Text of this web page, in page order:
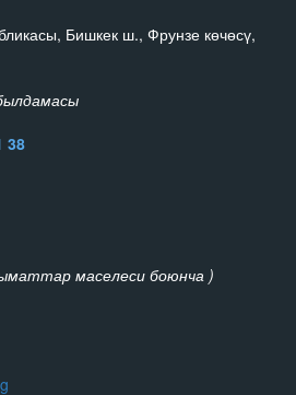
Бишкек ш., Фрунзе көчөсү,
38
маселеси боюнча )